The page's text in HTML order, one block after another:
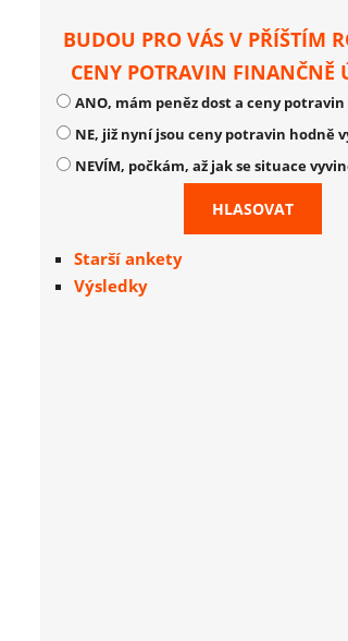
BUDOU PRO VÁS V PŘÍŠTÍM
CENY POTRAVIN FINANČNĚ
ANO, mám peněz dost a ceny
NE, již nyní jsou ceny potravin hodně
NEVÍM, počkám, až jak se situace
Starší ankety
Výsledky